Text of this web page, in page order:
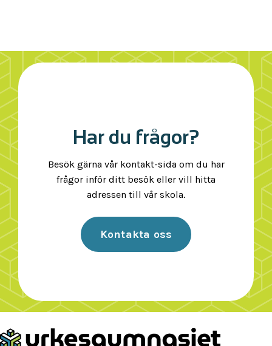
Har du frågor?
Besök gärna vår kontakt-sida om du har
frågor inför ditt besök eller vill hitta
adressen till vår skola.
Kontakta oss